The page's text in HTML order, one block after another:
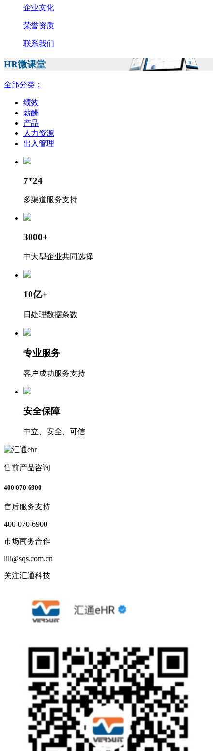
企业文化
荣誉资质
联系我们
HR微课堂
全部分类：
绩效
薪酬
产品
人力资源
出入管理
7*24
多渠道服务支持
3000+
中大型企业共同选择
10亿+
日处理数据条数
专业服务
客户成功服务支持
安全保障
中立、安全、可信
售前产品咨询
400-070-6900
售后服务支持
400-070-6900
市场商务合作
lili@sqs.com.cn
关注汇通科技